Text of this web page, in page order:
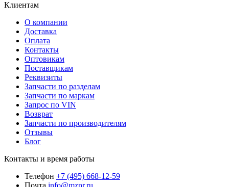
Клиентам
О компании
Доставка
Оплата
Контакты
Оптовикам
Поставщикам
Реквизиты
Запчасти по разделам
Запчасти по маркам
Запрос по VIN
Возврат
Запчасти по производителям
Отзывы
Блог
Контакты и время работы
Телефон +7 (495) 668-12-59